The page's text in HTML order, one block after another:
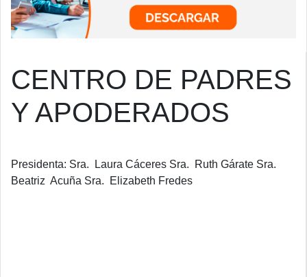
CENTRO DE PADRES
Y APODERADOS
Presidenta: Sra. Laura Cáceres Sra. Ruth Gárate Sra.
Beatriz Acuña Sra. Elizabeth Fredes